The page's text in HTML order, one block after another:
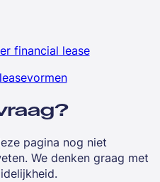
financial lease
pagina nog niet
We denken graag met